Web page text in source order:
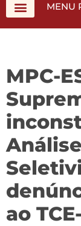
MENU
MPC-
ao